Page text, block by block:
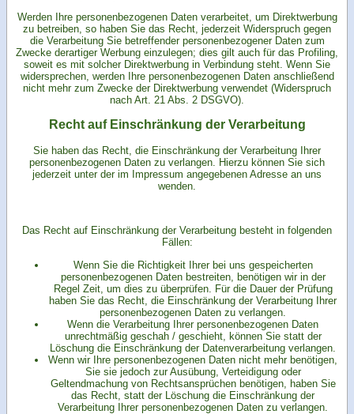
Werden Ihre personenbezogenen Daten verarbeitet, um Direktwerbung
zu betreiben, so haben Sie das Recht, jederzeit Widerspruch gegen
die Verarbeitung Sie betreffender personenbezogener Daten zum
Zwecke derartiger Werbung einzulegen; dies gilt auch für das Profiling,
soweit es mit solcher Direktwerbung in Verbindung steht. Wenn Sie
widersprechen, werden Ihre personenbezogenen Daten anschließend
nicht mehr zum Zwecke der Direktwerbung verwendet (Widerspruch
nach Art. 21 Abs. 2 DSGVO).
Recht auf Einschränkung der Verarbeitung
Sie haben das Recht, die Einschränkung der Verarbeitung Ihrer
personenbezogenen Daten zu verlangen. Hierzu können Sie sich
jederzeit unter der im Impressum angegebenen Adresse an uns
wenden.
Das Recht auf Einschränkung der Verarbeitung besteht in folgenden
Fällen:
Wenn Sie die Richtigkeit Ihrer bei uns gespeicherten
personenbezogenen Daten bestreiten, benötigen wir in der
Regel Zeit, um dies zu überprüfen. Für die Dauer der Prüfung
haben Sie das Recht, die Einschränkung der Verarbeitung Ihrer
personenbezogenen Daten zu verlangen.
Wenn die Verarbeitung Ihrer personenbezogenen Daten
unrechtmäßig geschah / geschieht, können Sie statt der
Löschung die Einschränkung der Datenverarbeitung verlangen.
Wenn wir Ihre personenbezogenen Daten nicht mehr benötigen,
Sie sie jedoch zur Ausübung, Verteidigung oder
Geltendmachung von Rechtsansprüchen benötigen, haben Sie
das Recht, statt der Löschung die Einschränkung der
Verarbeitung Ihrer personenbezogenen Daten zu verlangen.